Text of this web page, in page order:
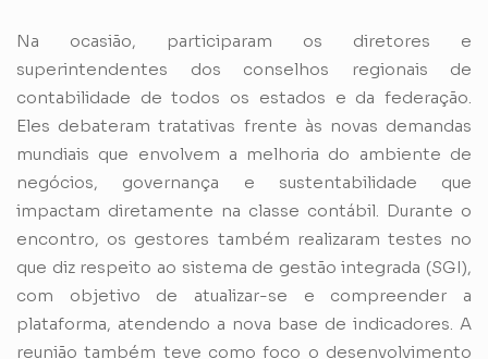
Na ocasião, participaram os diretores e
superintendentes dos conselhos regionais de
contabilidade de todos os estados e da federação.
Eles debateram tratativas frente às novas demandas
mundiais que envolvem a melhoria do ambiente de
negócios, governança e sustentabilidade que
impactam diretamente na classe contábil. Durante o
encontro, os gestores também realizaram testes no
que diz respeito ao sistema de gestão integrada (SGI),
com objetivo de atualizar-se e compreender a
plataforma, atendendo a nova base de indicadores. A
reunião também teve como foco o desenvolvimento